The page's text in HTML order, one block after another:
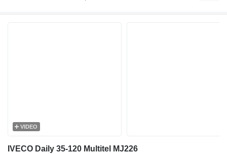
VIDEO
IVECO Daily 35-120 Multitel MJ226